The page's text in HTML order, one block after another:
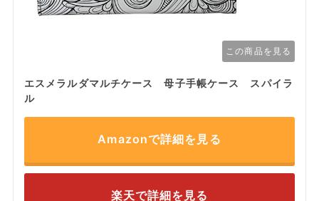
この商品を見る
エスメラルダマルチケース 母子手帳ケース スパイラ
ル
Amazonで詳細を見る
楽天で詳細を見る